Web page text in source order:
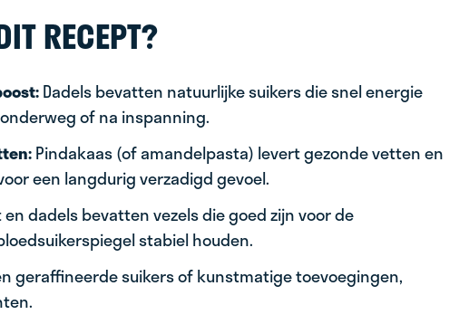
RECEPT?
Dadels bevatten natuurlijke suikers die snel energie
of na inspanning.
Pindakaas (of amandelpasta) levert gezonde vetten en
een langdurig verzadigd gevoel.
dadels bevatten vezels die goed zijn voor de
stabiel houden.
geraffineerde suikers of kunstmatige toevoegingen,